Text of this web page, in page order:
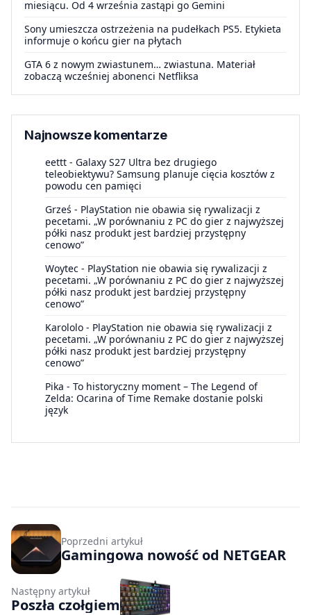
miesiącu. Od 4 września zastąpi go Gemini
Sony umieszcza ostrzeżenia na pudełkach PS5. Etykieta
informuje o końcu gier na płytach
GTA 6 z nowym zwiastunem… zwiastuna. Materiał
zobaczą wcześniej abonenci Netfliksa
Najnowsze komentarze
eettt - Galaxy S27 Ultra bez drugiego
teleobiektywu? Samsung planuje cięcia kosztów z
powodu cen pamięci
Grześ - PlayStation nie obawia się rywalizacji z
pecetami. „W porównaniu z PC do gier z najwyższej
półki nasz produkt jest bardziej przystępny
cenowo”
Woytec - PlayStation nie obawia się rywalizacji z
pecetami. „W porównaniu z PC do gier z najwyższej
półki nasz produkt jest bardziej przystępny
cenowo”
Karololo - PlayStation nie obawia się rywalizacji z
pecetami. „W porównaniu z PC do gier z najwyższej
półki nasz produkt jest bardziej przystępny
cenowo”
Pika - To historyczny moment – The Legend of
Zelda: Ocarina of Time Remake dostanie polski
język
Poprzedni artykuł
Gamingowa nowość od NETGEAR
Następny artykuł
Poszła czołgiem